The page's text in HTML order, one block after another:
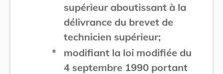
supérieur aboutissant à la
délivrance du brevet de
technicien supérieur;
*
modifiant la loi modifiée du
4 septembre 1990 portant